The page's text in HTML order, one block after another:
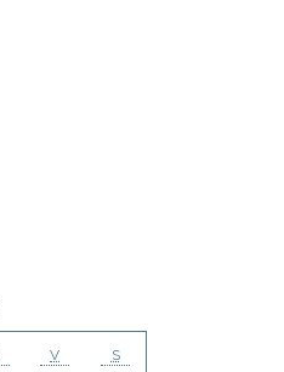
V S